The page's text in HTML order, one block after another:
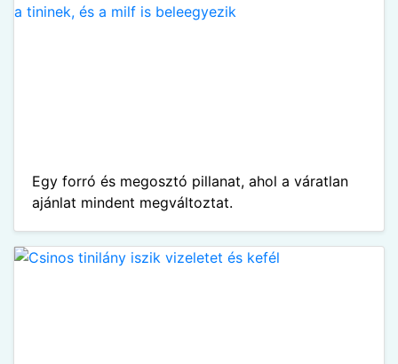
Egy forró és megosztó pillanat, ahol a váratlan
ajánlat mindent megváltoztat.